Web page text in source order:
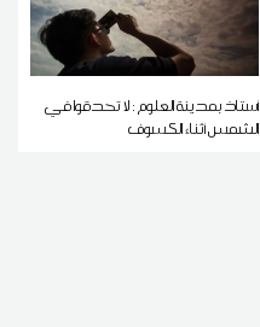
أستاذ بمدينة العلوم : لا تحدقوا في
الشمس أثناء الكسوف